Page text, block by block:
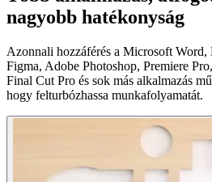
nagyobb hatékonyság
Azonnali hozzáférés a Microsoft
Figma, Adobe Photoshop, Premiere
Final Cut Pro és sok más alkalmazás
hogy felturbózhassa munkafolyamatát.